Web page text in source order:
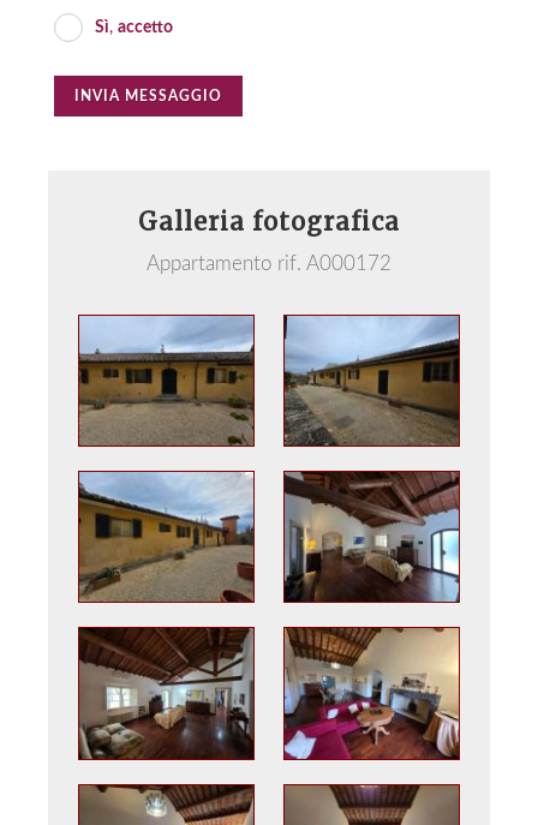
Sì, accetto
INVIA MESSAGGIO
Galleria fotografica
Appartamento rif. A000172